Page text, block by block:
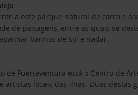
a este parque natural de carro e
de paisagens, entre as quais se
banhos de sol e nadar.
de Fuerteventura está o Centro de
artistas locais das ilhas. Duas